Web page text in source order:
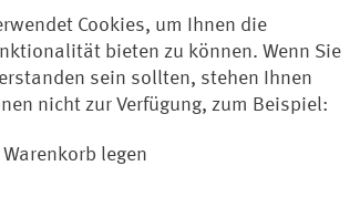
FBVW-502:
for
Ausschließlich
Cookies, um Ihnen die
bieten zu können. Wenn Sie
sein sollten, stehen Ihnen
nicht zur Verfügung, zum Beispiel:
legen